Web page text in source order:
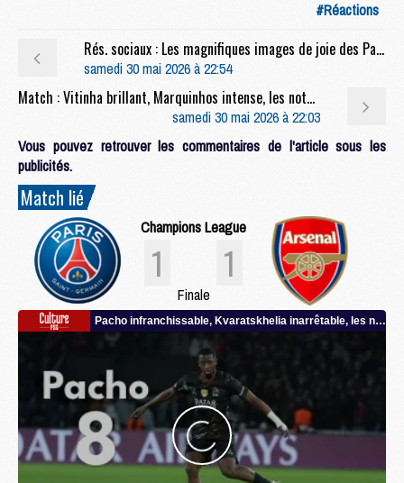
#Réactions
Rés. sociaux : Les magnifiques images de joie des Parisiens après PSG/Arsenal
samedi 30 mai 2026 à 22:54
Match : Vitinha brillant, Marquinhos intense, les notes de PSG/Arsenal (1-1, 4-3 t.a.b.)
samedi 30 mai 2026 à 22:03
Vous pouvez retrouver les commentaires de l'article sous les
publicités.
Match lié
Champions League
1 1
Finale